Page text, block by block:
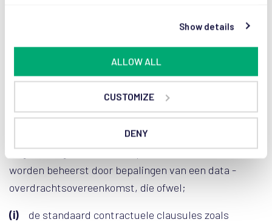
Show details
ALLOW ALL
CUSTOMIZE
DENY
IV. Grensoverschrijdende verwerking
persoonsgegevens
Elke overdracht van persoonsgegevens buiten de
Europese Economische Ruimte (EER) aan een
bestemmeling die zijn woonplaats of zetel heeft in
een land dat niet valt onder een adequaatheidsbesluit
uitgevaardigd door de Europese Commissie, zal
worden beheerst door bepalingen van een data -
overdrachtsovereenkomst, die ofwel;
(i) de standaard contractuele clausules zoals